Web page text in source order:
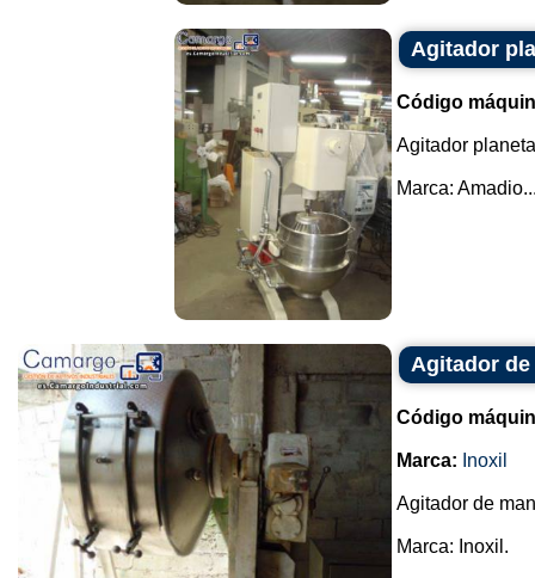
Agitador
Código
Agitador
Marca:
Agitador
Código
Marca: Inoxil
Agitador de
Marca: Inoxil.